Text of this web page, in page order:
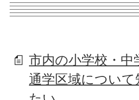
市内の小学校・中
通学区域について